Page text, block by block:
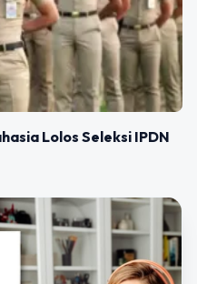
Lolos Seleksi IPDN